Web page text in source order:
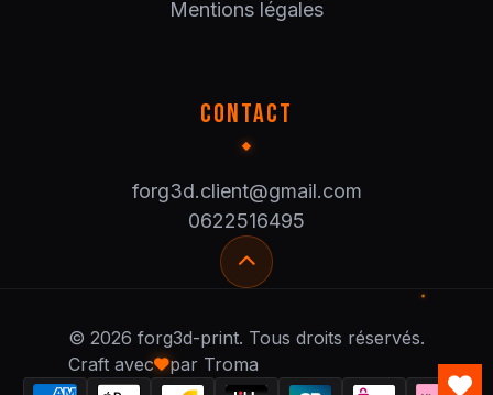
Mentions légales
CONTACT
forg3d.client@gmail.com
0622516495
© 2026 forg3d-print. Tous droits réservés.
Craft avec
par Troma